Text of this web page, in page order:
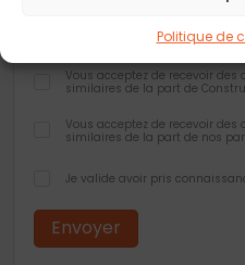
Politique de
Vous acceptez de recevoir des
similaires de la part de
Vous acceptez de recevoir
similaires de la part de nos
Je valide avoir pris